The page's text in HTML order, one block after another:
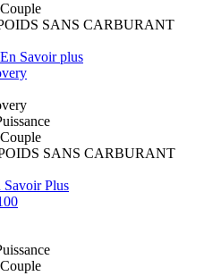
Couple
SANS CARBURANT
En Savoir plus
Couple
SANS CARBURANT
Savoir Plus
Couple